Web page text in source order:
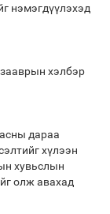
нэмэгдүүлэхэд
хэлбэр
дараа
хүлээн
хувьслын
олж авахад